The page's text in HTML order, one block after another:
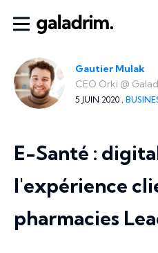
Gautier Mulak
CEO Orki @
5 JUIN 2020 ,
E-Santé :
l'expérience
pharmacies